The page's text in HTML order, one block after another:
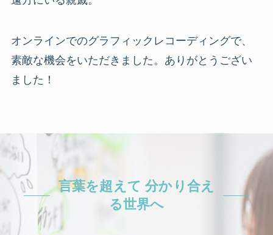
オンラインでのグラフィックレコーディングで、
素敵な機会をいただきました。ありがとうござい
ました！
言葉を超えて 分かり合え
る世界へ